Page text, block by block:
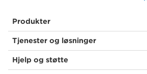
Produkter
Tjenester og løsninger
Hjelp og støtte